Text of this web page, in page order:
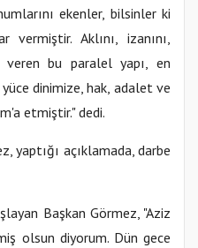
ekenler, bilsinler ki
Aklını, izanını,
veren bu paralel yapı, en
dinimize, hak, adalet ve
etmiştir." dedi.
yaptığı açıklamada, darbe
Başkan Görmez, "Aziz
olsun diyorum. Dün gece